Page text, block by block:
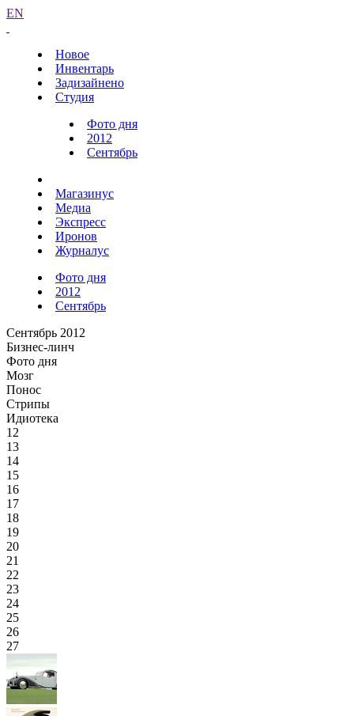
EN
Новое
Инвентарь
Задизайнено
Студия
Фото дня
2012
Сентябрь
Магазинус
Медиа
Экспресс
Иронов
Журналус
Фото дня
2012
Сентябрь
Сентябрь 2012
Бизнес-линч
Фото дня
Мозг
Понос
Стрипы
Идиотека
12
13
14
15
16
17
18
19
20
21
22
23
24
25
26
27